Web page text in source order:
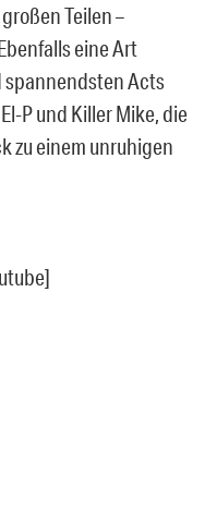
Teilen –
eine Art
spannendsten Acts
P und Killer Mike, die
zu einem unruhigen